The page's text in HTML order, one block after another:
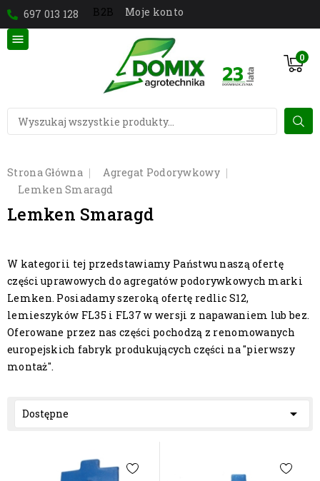
697 013 128 B2B Moje konto
0

Strona Główna
Agregat Podorywkowy
Lemken Smaragd
Lemken Smaragd
W kategorii tej przedstawiamy Państwu naszą ofertę
części uprawowych do agregatów podorywkowych marki
Lemken. Posiadamy szeroką ofertę redlic S12,
lemieszyków FL35 i FL37 w wersji z napawaniem lub bez.
Oferowane przez nas części pochodzą z renomowanych
europejskich fabryk produkujących części na "pierwszy
montaż".
Dostępne 